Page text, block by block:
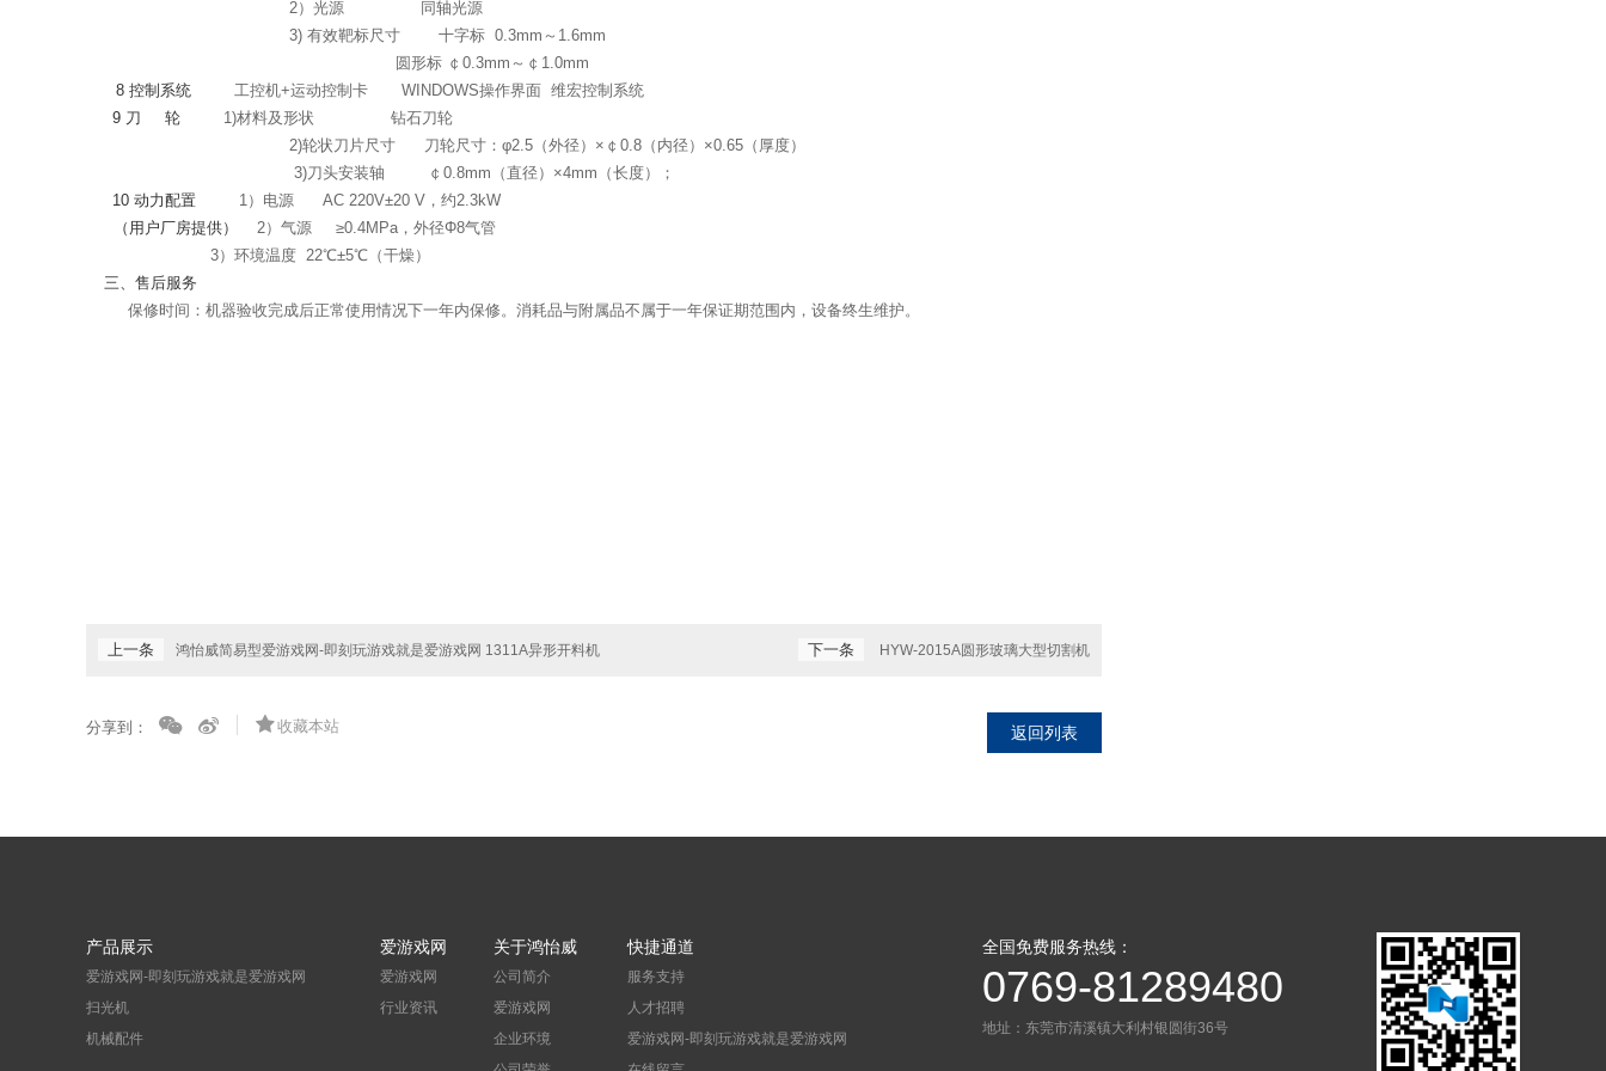
2）光源
同轴光源
3) 有效靶标尺寸
十字标 0.3mm ～ 1.6mm
圆形标 ￠0.3mm～￠1.0mm
8控制 系统 工控机+运动控制卡 WINDOWS操作界面 维宏控制系统
9 刀 轮 1)材料及形状
钻石刀轮
2)轮状刀片尺寸 刀轮尺寸：φ2.5 （外径）×￠0.8 （内径）×0.65 （厚度）
3)刀头安装轴
￠0.8mm（直径）×4mm （长度）；
10动力配置 1）电源 AC 220V±20 V，约2.3kW
（用户厂房提供）
2）气源 ≥0.4MPa，外径Φ8气管
3）环境温度 22℃±5℃（干燥）
三、售后服务
保修时间：机器验收完成后正常使用情况下一年内保修。消耗品与附属品不属于一年保证期范围内，设备终生维护。
上一条 鸿怡威简易型爱游戏网-即刻玩游戏就是爱游戏网 1311A异形开料机 下一条 HYW-2015A圆形玻璃大型切割机
分享到： 收藏本站 返回列表
产品展示
爱游戏网-即刻玩游戏就是爱游戏网
扫光机
机械配件
爱游戏网
爱游戏网
行业资讯
关于鸿怡威
公司简介
爱游戏网
企业环境
快捷通道
服务支持
人才招聘
爱游戏网-即刻玩游戏就是爱游戏网
全国免费服务热线：
0769-81289480
地址：东莞市清溪镇大利村银圆街36号